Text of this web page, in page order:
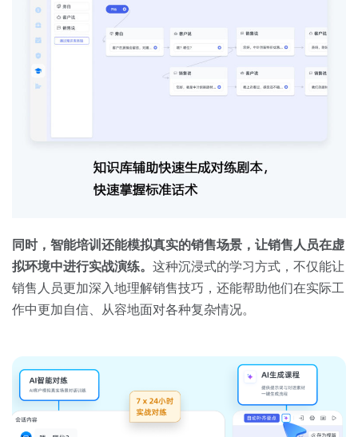
同时，智能培训还能模拟真实的销售场景，让销售人员在虚
拟环境中进行实战演练。 这种沉浸式的学习方式，不仅能让
销售人员更加深入地理解销售技巧，还能帮助他们在实际工
作中更加自信、从容地面对各种复杂情况。